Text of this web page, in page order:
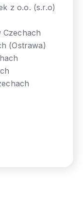
z o.o. (s.r.o)
Czechach
(Ostrawa)